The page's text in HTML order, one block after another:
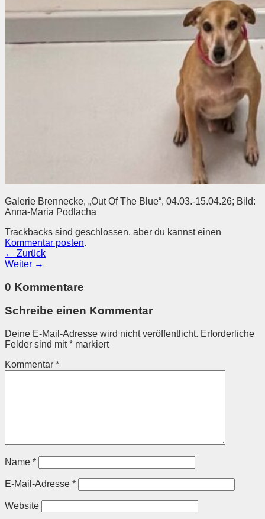
Galerie Brennecke, „Out Of The Blue“, 04.03.-15.04.26; Bild:
Anna-Maria Podlacha
Trackbacks sind geschlossen, aber du kannst einen
Kommentar posten.
← Zurück
Weiter →
0 Kommentare
Schreibe einen Kommentar
Deine E-Mail-Adresse wird nicht veröffentlicht. Erforderliche
Felder sind mit* markiert
Kommentar *
Name *
E-Mail-Adresse *
Website